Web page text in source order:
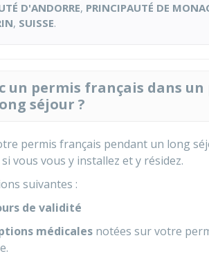
D'ANDORRE, PRINCIPAUTÉ DE
, SUISSE.
un permis français dans un
séjour ?
permis français pendant un long
vous vous y installez et y résidez.
suivantes :
de validité
médicales notées sur votre